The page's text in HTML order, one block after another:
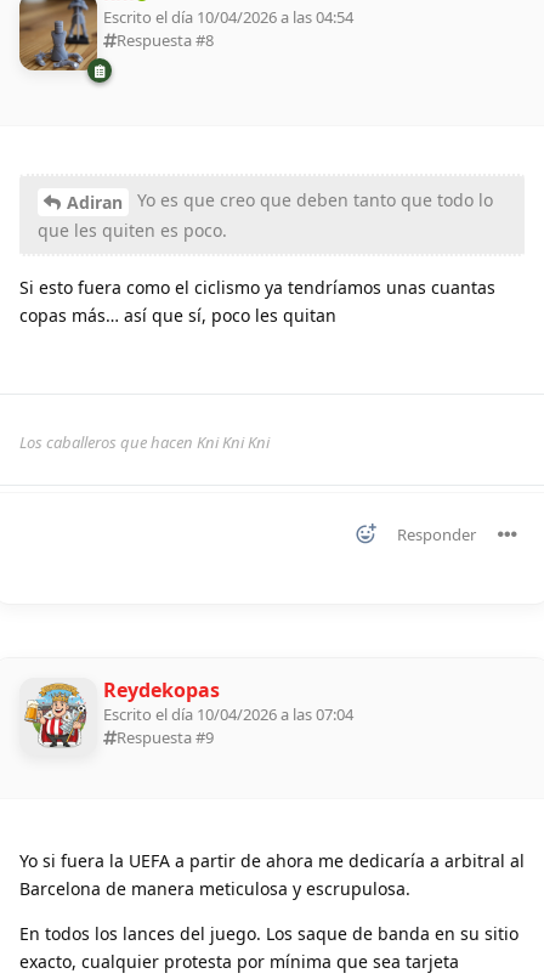
Escrito el día 10/04/2026 a las 04:54
Respuesta #8
Adiran
Yo es que creo que deben tanto que todo lo
que les quiten es poco.
Si esto fuera como el ciclismo ya tendríamos unas cuantas
copas más… así que sí, poco les quitan
Los caballeros que hacen Kni Kni Kni
Responder
Reydekopas
Escrito el día 10/04/2026 a las 07:04
Respuesta #9
Yo si fuera la UEFA a partir de ahora me dedicaría a arbitral al
Barcelona de manera meticulosa y escrupulosa.
En todos los lances del juego. Los saque de banda en su sitio
exacto, cualquier protesta por mínima que sea tarjeta